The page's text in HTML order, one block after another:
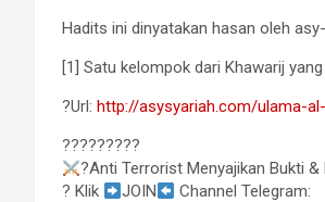
Hadits ini dinyatakan hasan oleh
[1] Satu kelompok dari Khawarij
?Url: http://asysyariah.com/ulama-
?????????
?Anti Terrorist Menyajikan Bukti &
? Klik
JOIN Channel Telegram: